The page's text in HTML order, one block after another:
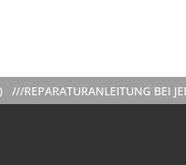
REPARATURANLEITUNG BEI